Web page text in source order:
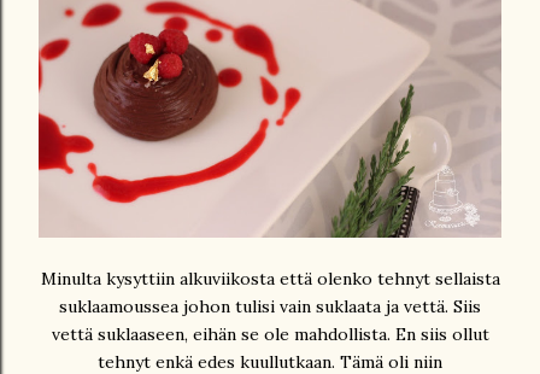
Minulta kysyttiin alkuviikosta että olenko tehnyt sellaista
suklaamoussea johon tulisi vain suklaata ja vettä. Siis
vettä suklaaseen, eihän se ole mahdollista. En siis ollut
tehnyt enkä edes kuullutkaan. Tämä oli niin